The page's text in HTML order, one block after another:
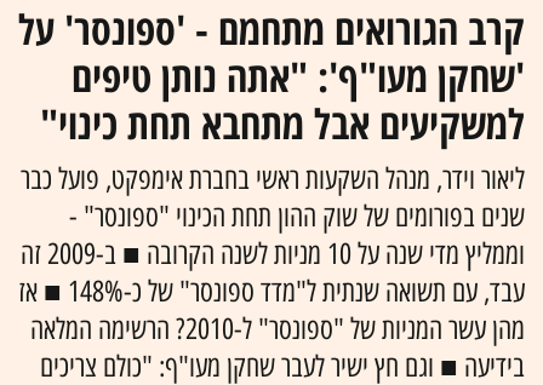
קרב הגורואים מתחמם - 'ספונסר' על
'שחקן מעו"ף': "אתה נותן טיפים
למשקיעים אבל מתחבא תחת כינוי"
ליאור וידר, מנהל השקעות ראשי בחברת אימפקט, פועל כבר
שנים בפורומים של שוק ההון תחת הכינוי "ספונסר" -
וממליץ מדי שנה על 10 מניות לשנה הקרובה ■ ב-2009 זה
עבד, עם תשואה שנתית ל"מדד ספונסר" של כ-148% ■ אז
מהן עשר המניות של "ספונסר" ל-2010? הרשימה המלאה
בידיעה ■ וגם חץ ישיר לעבר שחקן מעו"ף: "כולם צריכים